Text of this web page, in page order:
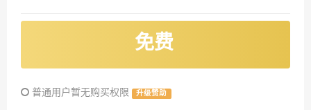
免费
普通用户暂无购买权限 升级赞助